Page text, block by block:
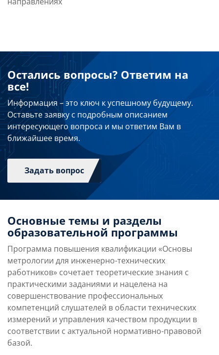
Остались вопросы? Ответим на
все!
Информация – это ключ к успешному будущему.
Оставьте заявку с подробным описанием
интересующего вопроса и мы ответим Вам в
ближайшее время.
Задать вопрос
Основные темы и разделы
образовательной программы
Программа повышения квалификации «Основы
метрологии для инженерно-технических
работников» сочетает теоретические знания с
практическими заданиями и нацелена на
совершенствование профессиональных
компетенций слушателей в области технических
измерений и управления качеством продукции в
соответствии с актуальной нормативно-правовой
базой.